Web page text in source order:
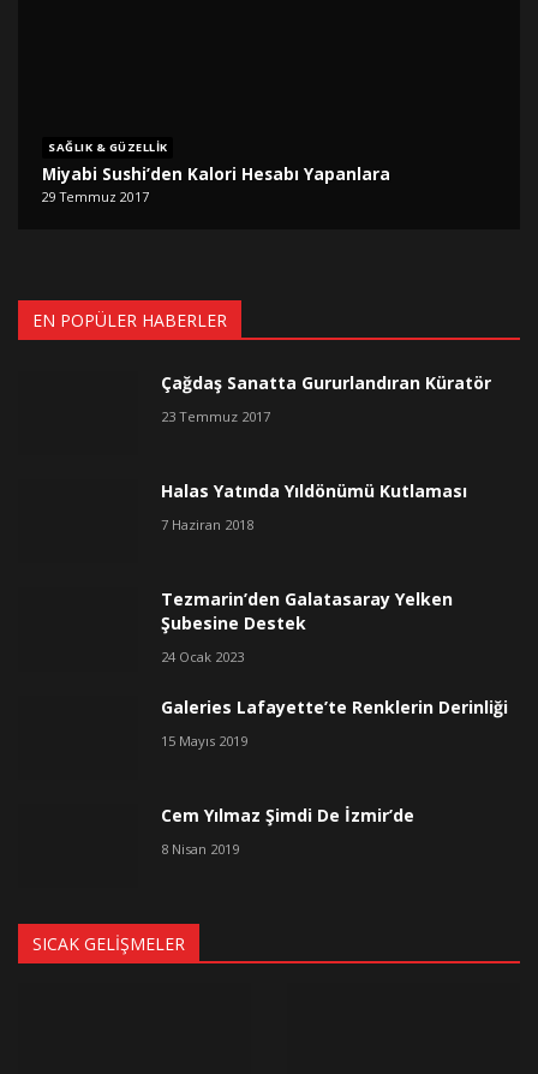
SAĞLIK & GÜZELLIK
Miyabi Sushi’den Kalori Hesabı Yapanlara
29 Temmuz 2017
EN POPÜLER HABERLER
Çağdaş Sanatta Gururlandıran Küratör
23 Temmuz 2017
Halas Yatında Yıldönümü Kutlaması
7 Haziran 2018
Tezmarin’den Galatasaray Yelken
Şubesine Destek
24 Ocak 2023
Galeries Lafayette’te Renklerin Derinliği
15 Mayıs 2019
Cem Yılmaz Şimdi De İzmir’de
8 Nisan 2019
SICAK GELIŞMELER